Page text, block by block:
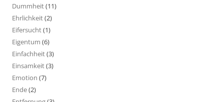
Dummheit(11)
Ehrlichkeit(2)
Eifersucht(1)
Eigentum (6)
Einfachheit(3)
Einsamkeit(3)
Emotion (7)
Ende(2)